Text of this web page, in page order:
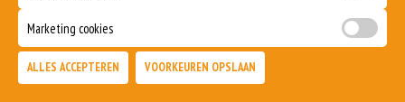
Marketing cookies
ALLES ACCEPTEREN VOORKEUREN OPSLAAN